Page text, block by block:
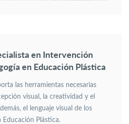
en Intervención
en Educación Plástica
las herramientas necesarias
visual, la creatividad y el
el lenguaje visual de los
Educación Plástica.